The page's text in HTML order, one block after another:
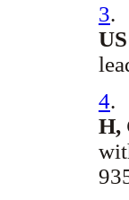
3.
4.
H,